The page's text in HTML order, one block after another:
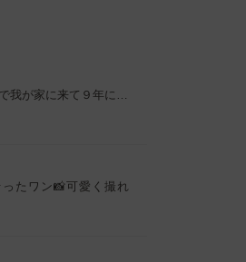
我が家に来て９年に…
たワン📸可愛く撮れ